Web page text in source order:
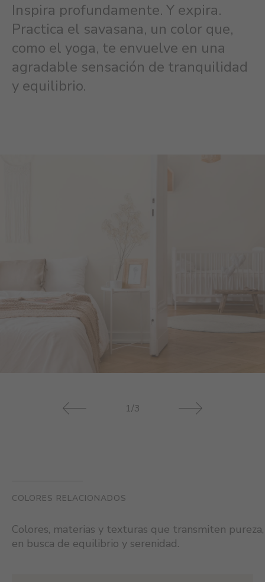
Inspira profundamente. Y expira.
Practica el savasana, un color que,
como el yoga, te envuelve en una
agradable sensación de tranquilidad
y equilibrio.
1/3
COLORES RELACIONADOS
Colores, materias y texturas que transmiten pureza,
en busca de equilibrio y serenidad.